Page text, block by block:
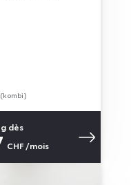
dès
CHF /mois